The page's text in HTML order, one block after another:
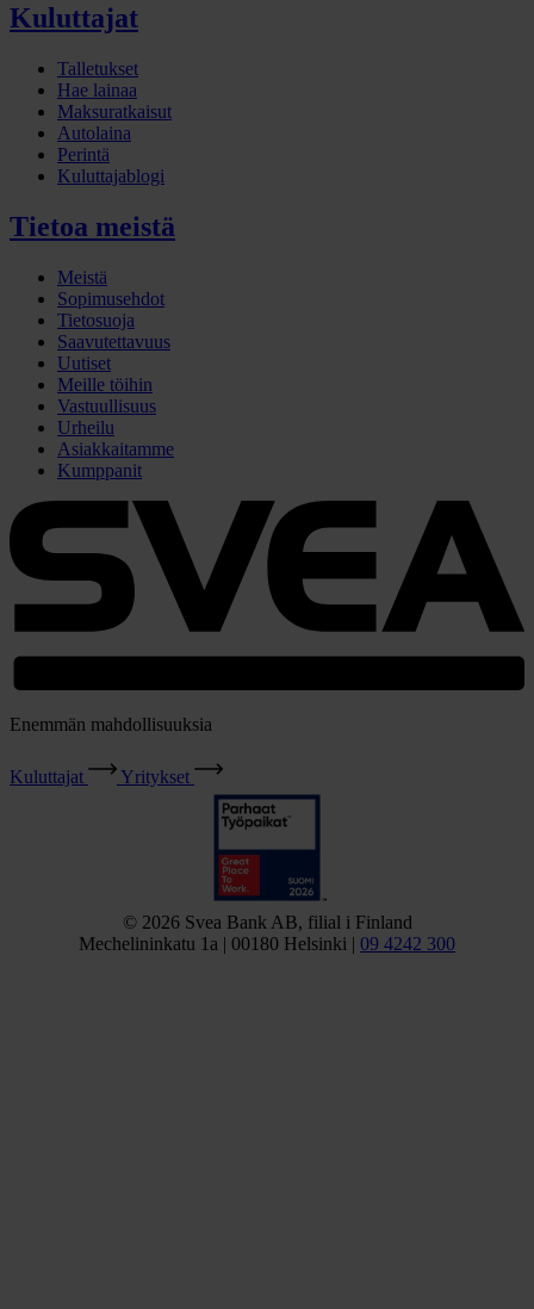
Kuluttajat
Talletukset
Hae lainaa
Maksuratkaisut
Autolaina
Perintä
Kuluttajablogi
Tietoa meistä
Meistä
Sopimusehdot
Tietosuoja
Saavutettavuus
Uutiset
Meille töihin
Vastuullisuus
Urheilu
Asiakkaitamme
Kumppanit
Enemmän mahdollisuuksia
Kuluttajat Yritykset
© 2026 Svea Bank AB, filial i Finland
Mechelininkatu 1a | 00180 Helsinki | 09 4242 300